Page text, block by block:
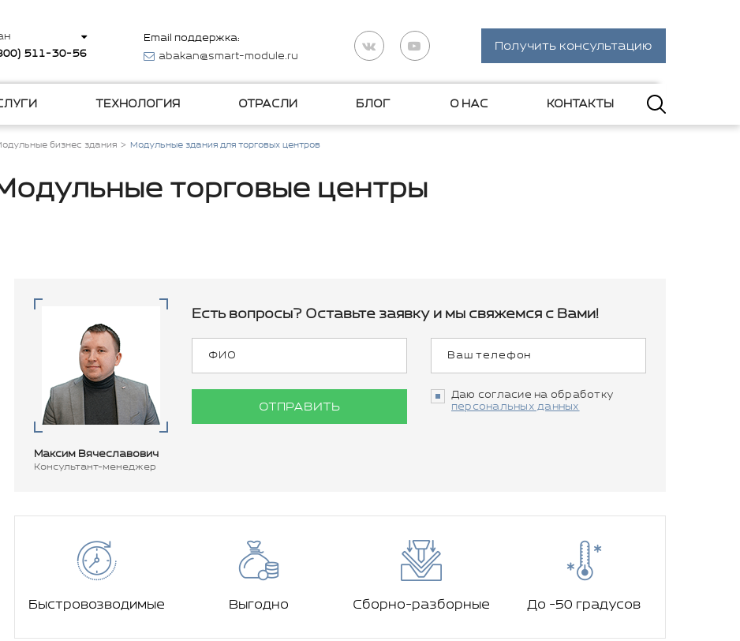
511-30-56
Email поддержка:
abakan@smart-module.ru
Получить консультацию
ТЕХНОЛОГИЯ ОТРАСЛИ БЛОГ О НАС КОНТАКТЫ
бизнес здания Модульные здания для торговых центров
торговые центры
Максим Вячеславович
Консультант-менеджер
Есть вопросы? Оставьте заявку и мы свяжемся с Вами!
ОТПРАВИТЬ
Даю согласие на обработку
персональных данных
Быстровозводимые Выгодно Сборно-разборные До -50 градусов